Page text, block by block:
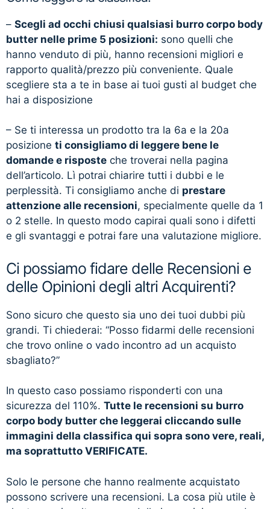
– Scegli ad occhi chiusi qualsiasi burro corpo body
butter nelle prime 5 posizioni: sono quelli che
hanno venduto di più, hanno recensioni migliori e
rapporto qualità/prezzo più conveniente. Quale
scegliere sta a te in base ai tuoi gusti al budget che
hai a disposizione
– Se ti interessa un prodotto tra la 6a e la 20a
posizione ti consigliamo di leggere bene le
domande e risposte che troverai nella pagina
dell’articolo. Lì potrai chiarire tutti i dubbi e le
perplessità. Ti consigliamo anche di prestare
attenzione alle recensioni, specialmente quelle da 1
o 2 stelle. In questo modo capirai quali sono i difetti
e gli svantaggi e potrai fare una valutazione migliore.
Ci possiamo fidare delle Recensioni e
delle Opinioni degli altri Acquirenti?
Sono sicuro che questo sia uno dei tuoi dubbi più
grandi. Ti chiederai: “Posso fidarmi delle recensioni
che trovo online o vado incontro ad un acquisto
sbagliato?”
In questo caso possiamo risponderti con una
sicurezza del 110%. Tutte le recensioni su burro
corpo body butter che leggerai cliccando sulle
immagini della classifica qui sopra sono vere, reali,
ma soprattutto VERIFICATE.
Solo le persone che hanno realmente acquistato
possono scrivere una recensioni. La cosa più utile è